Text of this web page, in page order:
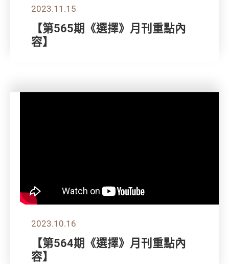
2023.11.15
【第565期《選擇》月刊重點內
容】
2023.10.16
【第564期《選擇》月刊重點內
容】